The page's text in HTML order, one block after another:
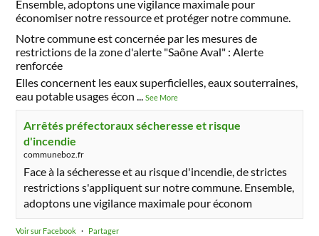
Ensemble, adoptons une vigilance maximale pour
économiser notre ressource et protéger notre commune.
Notre commune est concernée par les mesures de
restrictions de la zone d'alerte "Saône Aval" : Alerte
renforcée
Elles concernent les eaux superficielles, eaux souterraines,
eau potable usages écon ...See More
Arrêtés préfectoraux sécheresse et risque
d'incendie
communeboz.fr
Face à la sécheresse et au risque d'incendie, de strictes
restrictions s'appliquent sur notre commune. Ensemble,
adoptons une vigilance maximale pour économ
Voir sur Facebook · Partager